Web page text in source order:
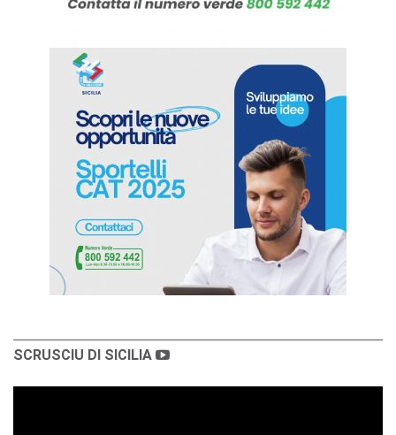
SCRUSCIU DI SICILIA